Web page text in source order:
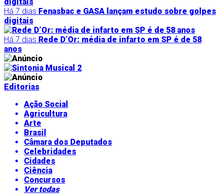
Há 7 dias Fenasbac e GASA lançam estudo sobre golpes
digitais
Há 7 dias Rede D’Or: média de infarto em SP é de 58
anos
Editorias
Ação Social
Agricultura
Arte
Brasil
Câmara dos Deputados
Celebridades
Cidades
Ciência
Concursos
Ver todas